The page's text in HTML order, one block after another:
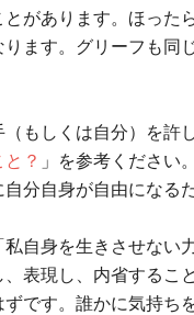
があります。ほった
ます。グリーフも同
もしくは自分）を許
？ 」を参考ください
分自身が自由になる
自身を生きさせない
表現し、内省するこ
です。誰かに気持ち